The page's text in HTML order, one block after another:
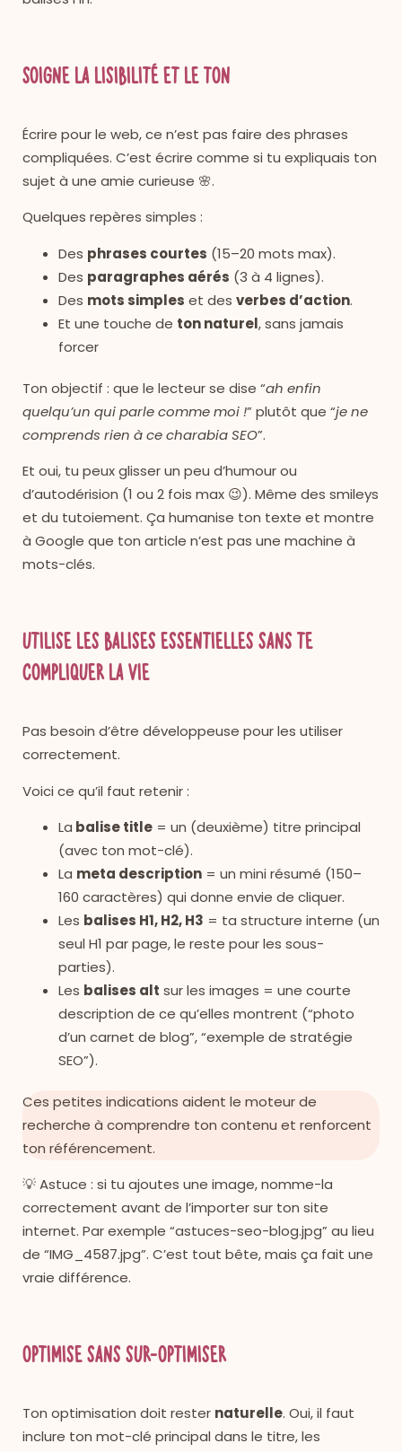
Soigne la lisibilité et le ton
Écrire pour le web, ce n’est pas faire des phrases
compliquées. C’est écrire comme si tu expliquais ton
sujet à une amie curieuse 🌸.
Quelques repères simples :
Des phrases courtes (15–20 mots max).
Des paragraphes aérés (3 à 4 lignes).
Des mots simples et des verbes d’action.
Et une touche de ton naturel, sans jamais
forcer
Ton objectif : que le lecteur se dise “ah enfin
quelqu’un qui parle comme moi !” plutôt que “je ne
comprends rien à ce charabia SEO”.
Et oui, tu peux glisser un peu d’humour ou
d’autodérision (1 ou 2 fois max 😉). Même des smileys
et du tutoiement. Ça humanise ton texte et montre
à Google que ton article n’est pas une machine à
mots-clés.
Utilise les balises essentielles sans te
compliquer la vie
Pas besoin d’être développeuse pour les utiliser
correctement.
Voici ce qu’il faut retenir :
La balise title = un (deuxième) titre principal
(avec ton mot-clé).
La meta description = un mini résumé (150–
160 caractères) qui donne envie de cliquer.
Les balises H1, H2, H3 = ta structure interne (un
seul H1 par page, le reste pour les sous-
parties).
Les balises alt sur les images = une courte
description de ce qu’elles montrent (“photo
d’un carnet de blog”, “exemple de stratégie
SEO”).
Ces petites indications aident le moteur de
recherche à comprendre ton contenu et renforcent
ton référencement.
💡 Astuce : si tu ajoutes une image, nomme-la
correctement avant de l’importer sur ton site
internet. Par exemple “astuces-seo-blog.jpg” au lieu
de “IMG_4587.jpg”. C’est tout bête, mais ça fait une
vraie différence.
Optimise sans sur-optimiser
Ton optimisation doit rester naturelle. Oui, il faut
inclure ton mot-clé principal dans le titre, les